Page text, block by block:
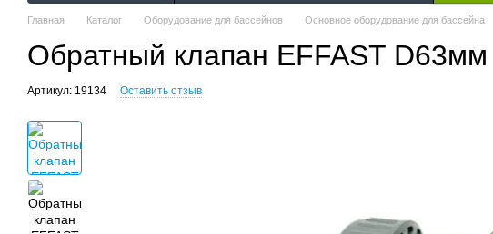
Главная Каталог Оборудование для бассейнов Основное оборудование для бассейна
Обратный клапан EFFAST
Артикул: 19134 Оставить отзыв